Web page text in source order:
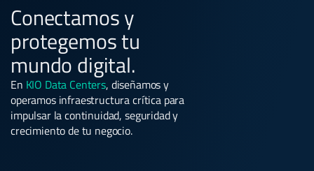
Conectamos y
protegemos tu
mundo digital.
En KIO Data Centers, diseñamos y
operamos infraestructura crítica para
impulsar la continuidad, seguridad y
crecimiento de tu negocio.